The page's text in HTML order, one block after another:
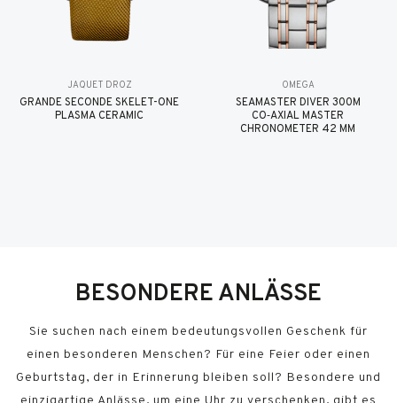
JAQUET DROZ
GRANDE SECONDE SKELET-ONE
PLASMA CERAMIC
OMEGA
SEAMASTER DIVER 300M
CO‑AXIAL MASTER
CHRONOMETER 42 MM
BESONDERE ANLÄSSE
Sie suchen nach einem bedeutungsvollen Geschenk für
einen besonderen Menschen? Für eine Feier oder einen
Geburtstag, der in Erinnerung bleiben soll? Besondere und
einzigartige Anlässe, um eine Uhr zu verschenken, gibt es